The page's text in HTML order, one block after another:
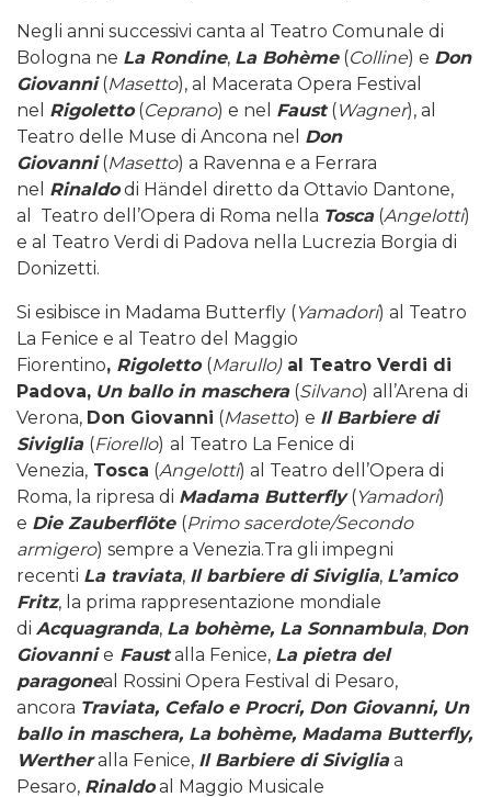
Negli anni successivi canta al Teatro Comunale di
Bologna ne La Rondine, La Bohème(Colline) e Don
Giovanni(Masetto), al Macerata Opera Festival
nel Rigoletto(Ceprano) e nel Faust (Wagner), al
Teatro delle Muse di Ancona nel Don
Giovanni(Masetto) a Ravenna e a Ferrara
nel Rinaldo di Händel diretto da Ottavio Dantone,
al Teatro dell’Opera di Roma nella Tosca (Angelotti)
e al Teatro Verdi di Padova nella Lucrezia Borgia di
Donizetti.
Si esibisce in Madama Butterfly (Yamadori) al Teatro
La Fenice e al Teatro del Maggio
Fiorentino, Rigoletto (Marullo)al Teatro Verdi di
Padova, Un ballo in maschera(Silvano) all’Arena di
Verona, Don Giovanni (Masetto) e Il Barbiere di
Siviglia (Fiorello) al Teatro La Fenice di
Venezia, Tosca (Angelotti) al Teatro dell’Opera di
Roma, la ripresa di Madama Butterfly(Yamadori)
e Die Zauberflöte (Primo sacerdote/Secondo
armigero) sempre a Venezia.Tra gli impegni
recenti La traviata, Il barbiere di Siviglia, L’amico
Fritz, la prima rappresentazione mondiale
di Acquagranda, La bohème, La Sonnambula, Don
Giovannie Faustalla Fenice, La pietra del
paragoneal Rossini Opera Festival di Pesaro,
ancora Traviata, Cefalo e Procri, Don Giovanni, Un
ballo in maschera, La bohème, Madama Butterfly,
Wertheralla Fenice, Il Barbiere di Sivigliaa
Pesaro, Rinaldoal Maggio Musicale